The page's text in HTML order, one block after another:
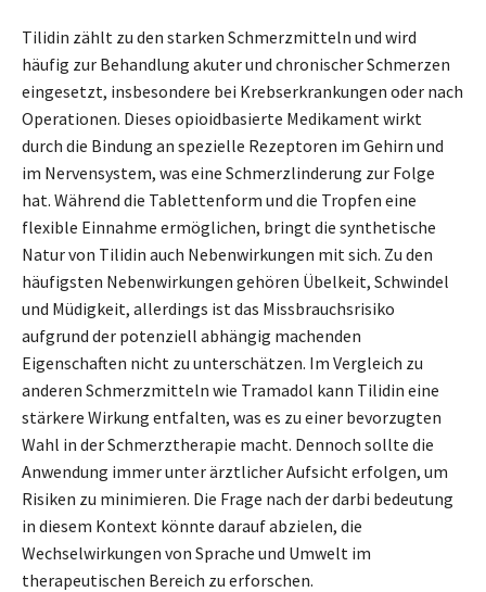
Tilidin zählt zu den starken Schmerzmitteln und wird
häufig zur Behandlung akuter und chronischer Schmerzen
eingesetzt, insbesondere bei Krebserkrankungen oder nach
Operationen. Dieses opioidbasierte Medikament wirkt
durch die Bindung an spezielle Rezeptoren im Gehirn und
im Nervensystem, was eine Schmerzlinderung zur Folge
hat. Während die Tablettenform und die Tropfen eine
flexible Einnahme ermöglichen, bringt die synthetische
Natur von Tilidin auch Nebenwirkungen mit sich. Zu den
häufigsten Nebenwirkungen gehören Übelkeit, Schwindel
und Müdigkeit, allerdings ist das Missbrauchsrisiko
aufgrund der potenziell abhängig machenden
Eigenschaften nicht zu unterschätzen. Im Vergleich zu
anderen Schmerzmitteln wie Tramadol kann Tilidin eine
stärkere Wirkung entfalten, was es zu einer bevorzugten
Wahl in der Schmerztherapie macht. Dennoch sollte die
Anwendung immer unter ärztlicher Aufsicht erfolgen, um
Risiken zu minimieren. Die Frage nach der darbi bedeutung
in diesem Kontext könnte darauf abzielen, die
Wechselwirkungen von Sprache und Umwelt im
therapeutischen Bereich zu erforschen.